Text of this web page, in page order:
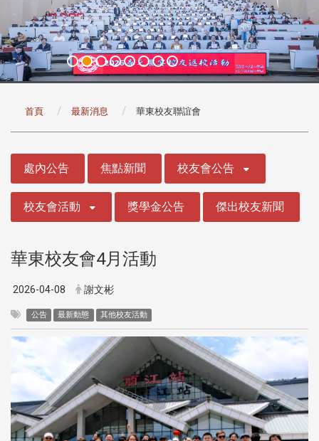
首頁 最新消息 華東校友聯誼會
處內公告 焦點新聞 校友會公告
校友會活動 獎學金公告 傑出校友新聞
華東校友會4月活動
2026-04-08 謝文彬
公告 最新動態 其他校友活動